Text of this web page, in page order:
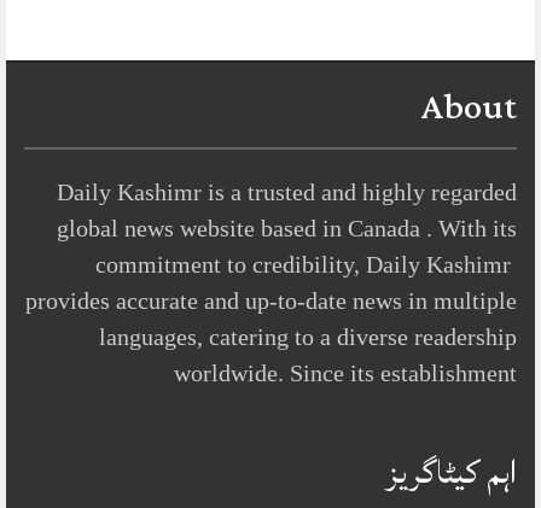
About
Daily Kashimr is a trusted and highly regarded
global news website based in Canada . With its
commitment to credibility, Daily Kashimr
provides accurate and up-to-date news in multiple
languages, catering to a diverse readership
worldwide. Since its establishment
اہم کیٹاگریز